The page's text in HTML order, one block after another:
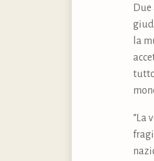
la
“La